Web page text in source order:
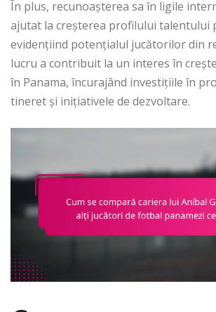
În plus, recunoașterea sa în ligile
ajutat la creșterea profilului talentului
evidențiind potențialul jucătorilor din
lucru a contribuit la un interes în
în Panama, încurajând investițiile în
tineret și inițiativele de dezvoltare.